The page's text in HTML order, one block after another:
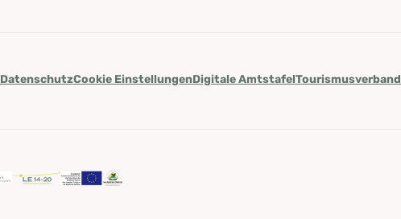
DatenschutzCookie EinstellungenDigitale AmtstafelTourismusverband